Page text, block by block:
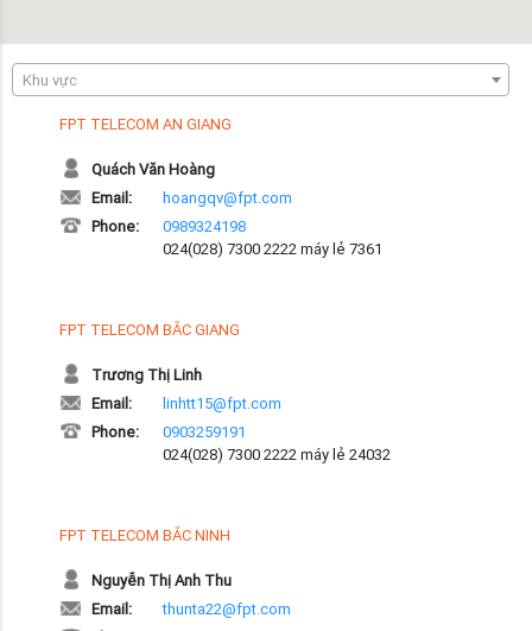
Khu vực
FPT TELECOM AN GIANG
Quách Văn Hoàng
Email:
hoangqv@fpt.com
Phone:
0989324198
024(028) 7300 2222 máy lẻ 7361
FPT TELECOM BẮC GIANG
Trương Thị Linh
Email:
linhtt15@fpt.com
Phone:
0903259191
024(028) 7300 2222 máy lẻ 24032
FPT TELECOM BẮC NINH
Nguyễn Thị Anh Thu
Email:
thunta22@fpt.com